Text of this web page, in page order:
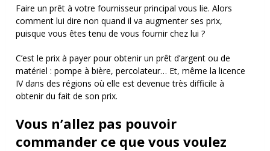
Faire un prêt à votre fournisseur principal vous lie. Alors
comment lui dire non quand il va augmenter ses prix,
puisque vous êtes tenu de vous fournir chez lui ?
C’est le prix à payer pour obtenir un prêt d’argent ou de
matériel : pompe à bière, percolateur… Et, même la licence
IV dans des régions où elle est devenue très difficile à
obtenir du fait de son prix.
Vous n’allez pas pouvoir
commander ce que vous voulez